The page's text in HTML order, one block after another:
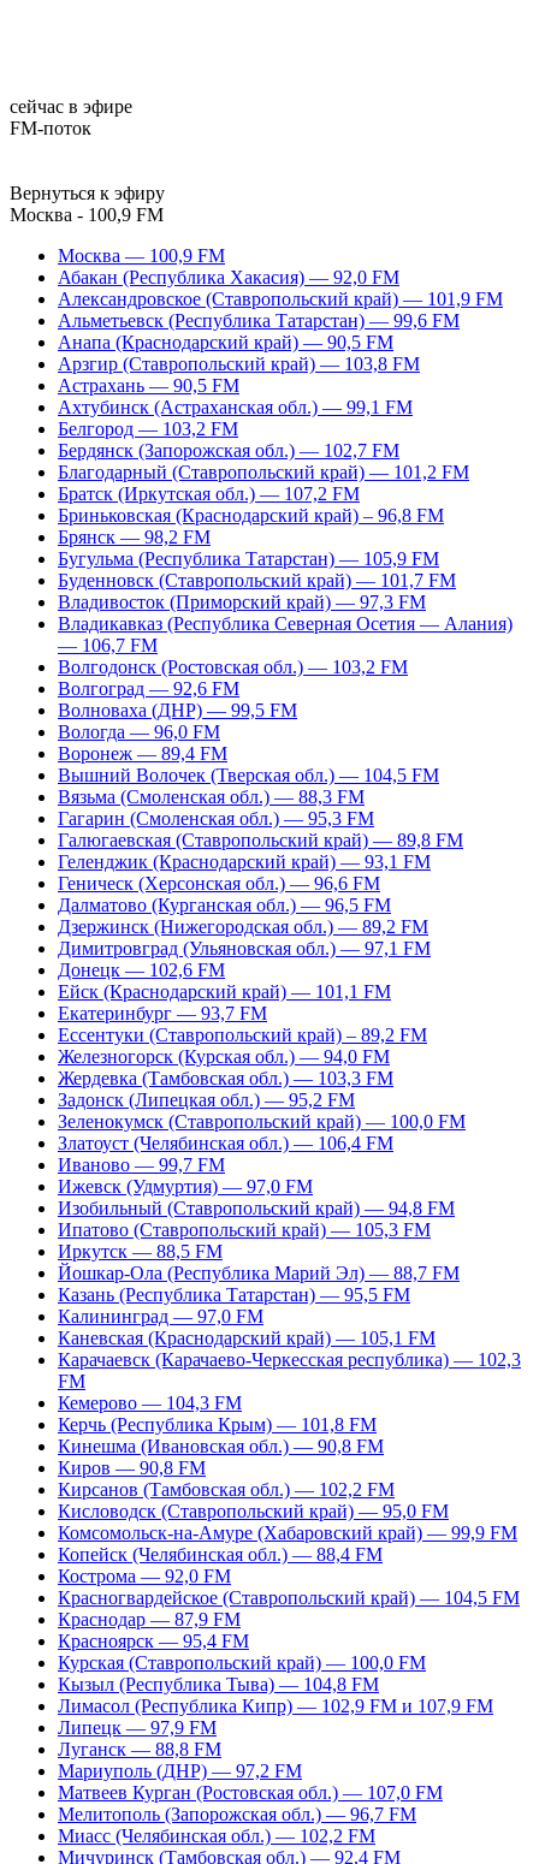
сейчас в эфире
FM-поток
Вернуться к эфиру
Москва - 100,9 FM
Москва — 100,9 FM
Абакан (Республика Хакасия) — 92,0 FM
Александровское (Ставропольский край) — 101,9 FM
Альметьевск (Республика Татарстан) — 99,6 FM
Анапа (Краснодарский край) — 90,5 FM
Арзгир (Ставропольский край) — 103,8 FM
Астрахань — 90,5 FM
Ахтубинск (Астраханская обл.) — 99,1 FM
Белгород — 103,2 FM
Бердянск (Запорожская обл.) — 102,7 FM
Благодарный (Ставропольский край) — 101,2 FM
Братск (Иркутская обл.) — 107,2 FM
Бриньковская (Краснодарский край) – 96,8 FM
Брянск — 98,2 FM
Бугульма (Республика Татарстан) — 105,9 FM
Буденновск (Ставропольский край) — 101,7 FM
Владивосток (Приморский край) — 97,3 FM
Владикавказ (Республика Северная Осетия — Алания)
— 106,7 FM
Волгодонск (Ростовская обл.) — 103,2 FM
Волгоград — 92,6 FM
Волноваха (ДНР) — 99,5 FM
Вологда — 96,0 FM
Воронеж — 89,4 FM
Вышний Волочек (Тверская обл.) — 104,5 FM
Вязьма (Смоленская обл.) — 88,3 FM
Гагарин (Смоленская обл.) — 95,3 FM
Галюгаевская (Ставропольский край) — 89,8 FM
Геленджик (Краснодарский край) — 93,1 FM
Геническ (Херсонская обл.) — 96,6 FM
Далматово (Курганская обл.) — 96,5 FM
Дзержинск (Нижегородская обл.) — 89,2 FM
Димитровград (Ульяновская обл.) — 97,1 FM
Донецк — 102,6 FM
Ейск (Краснодарский край) — 101,1 FM
Екатеринбург — 93,7 FM
Ессентуки (Ставропольский край) – 89,2 FM
Железногорск (Курская обл.) — 94,0 FM
Жердевка (Тамбовская обл.) — 103,3 FM
Задонск (Липецкая обл.) — 95,2 FM
Зеленокумск (Ставропольский край) — 100,0 FM
Златоуст (Челябинская обл.) — 106,4 FM
Иваново — 99,7 FM
Ижевск (Удмуртия) — 97,0 FM
Изобильный (Ставропольский край) — 94,8 FM
Ипатово (Ставропольский край) — 105,3 FM
Иркутск — 88,5 FM
Йошкар-Ола (Республика Марий Эл) — 88,7 FM
Казань (Республика Татарстан) — 95,5 FM
Калининград — 97,0 FM
Каневская (Краснодарский край) — 105,1 FM
Карачаевск (Карачаево-Черкесская республика) — 102,3
FM
Кемерово — 104,3 FM
Керчь (Республика Крым) — 101,8 FM
Кинешма (Ивановская обл.) — 90,8 FM
Киров — 90,8 FM
Кирсанов (Тамбовская обл.) — 102,2 FM
Кисловодск (Ставропольский край) — 95,0 FM
Комсомольск-на-Амуре (Хабаровский край) — 99,9 FM
Копейск (Челябинская обл.) — 88,4 FM
Кострома — 92,0 FM
Красногвардейское (Ставропольский край) — 104,5 FM
Краснодар — 87,9 FM
Красноярск — 95,4 FM
Курская (Ставропольский край) — 100,0 FM
Кызыл (Республика Тыва) — 104,8 FM
Лимасол (Республика Кипр) — 102,9 FM и 107,9 FM
Липецк — 97,9 FM
Луганск — 88,8 FM
Мариуполь (ДНР) — 97,2 FM
Матвеев Курган (Ростовская обл.) — 107,0 FM
Мелитополь (Запорожская обл.) — 96,7 FM
Миасс (Челябинская обл.) — 102,2 FM
Мичуринск (Тамбовская обл.) — 92,4 FM